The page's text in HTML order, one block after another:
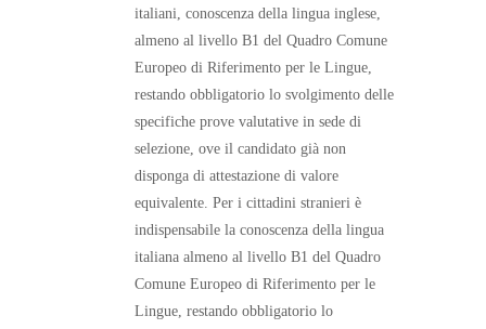
italiani, conoscenza della lingua inglese,
almeno al livello B1 del Quadro Comune
Europeo di Riferimento per le Lingue,
restando obbligatorio lo svolgimento delle
specifiche prove valutative in sede di
selezione, ove il candidato già non
disponga di attestazione di valore
equivalente. Per i cittadini stranieri è
indispensabile la conoscenza della lingua
italiana almeno al livello B1 del Quadro
Comune Europeo di Riferimento per le
Lingue, restando obbligatorio lo